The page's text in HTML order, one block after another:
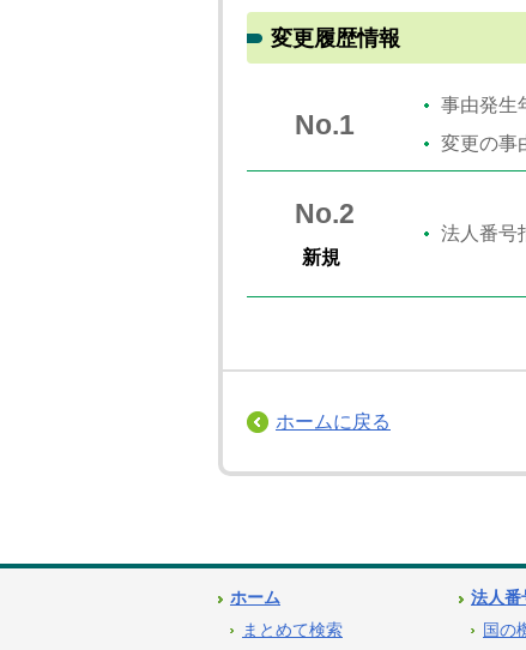
変更履歴情報
No.1
事由発生
変更の事
No.2
新規
法人番号
ホームに戻る
ホーム
まとめて検索
法人番
国の